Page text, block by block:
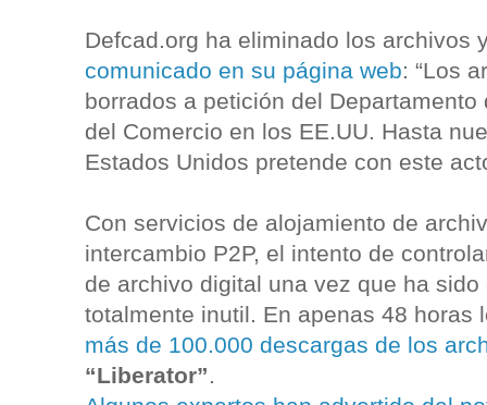
Defcad.org ha eliminado los archivos
comunicado en su página web: “Los
borrados a petición del
del Comercio en los EE.UU. Hasta
Estados Unidos pretende con este
Con servicios de alojamiento de
intercambio P2P, el intento de
de archivo digital una vez que ha
totalmente inutil. En apenas 48 horas
más de 100.000 descargas de los
“Liberator”.